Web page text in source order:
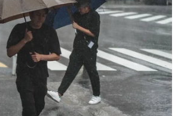
THỊ TÁM, KHÚC THANH
Quy định sử dụng
Hỗ trợ
TTXVN